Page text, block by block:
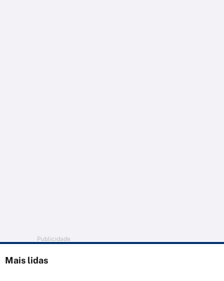
Publicidade
Mais lidas